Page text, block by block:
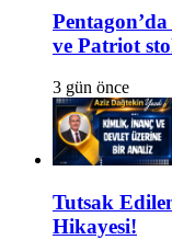
ve Patriot
3 gün önce
Tutsak
Hikayesi!